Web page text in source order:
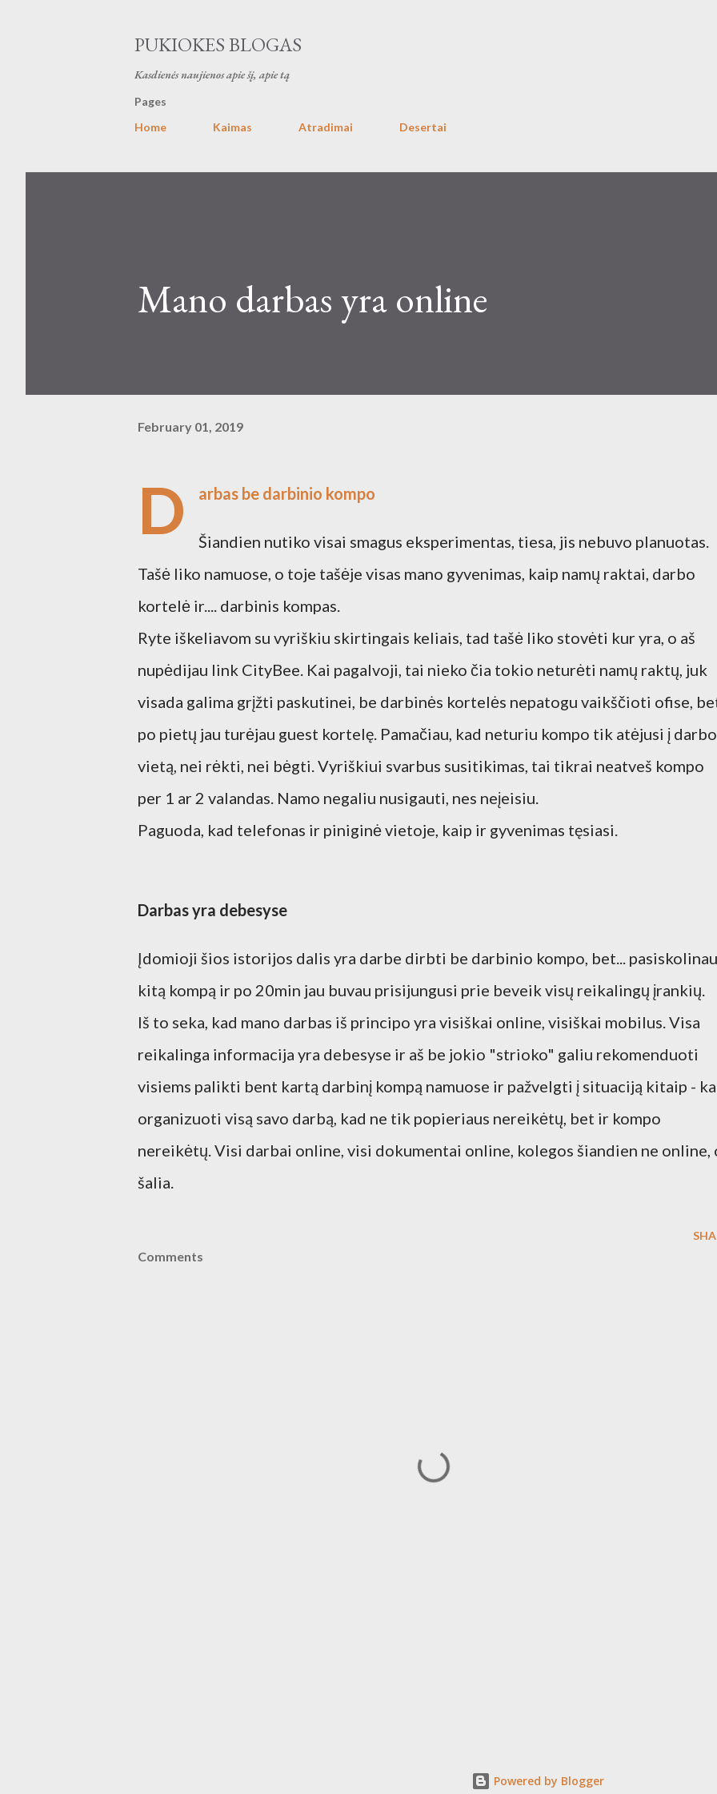
PUKIOKES BLOGAS
Kasdienės naujienos apie šį, apie tą
Pages
Home
Kaimas Atradimai Desertai
Mano darbas yra online
February 01, 2019
D arbas be darbinio kompo
Šiandien nutiko visai smagus eksperimentas, tiesa, jis nebuvo planuotas.
Tašė liko namuose, o toje tašėje visas mano gyvenimas, kaip namų raktai, darbo
kortelė ir.... darbinis kompas.
Ryte iškeliavom su vyriškiu skirtingais keliais, tad tašė liko stovėti kur yra, o aš
nupėdijau link CityBee. Kai pagalvoji, tai nieko čia tokio neturėti namų raktų, juk
visada galima grįžti paskutinei, be darbinės kortelės nepatogu vaikščioti ofise,
po pietų jau turėjau guest kortelę. Pamačiau, kad neturiu kompo tik atėjusi į darbo
vietą, nei rėkti, nei bėgti. Vyriškiui svarbus susitikimas, tai tikrai neatveš kompo
per 1 ar 2 valandas. Namo negaliu nusigauti, nes neįeisiu.
Paguoda, kad telefonas ir piniginė vietoje, kaip ir gyvenimas tęsiasi.
Darbas yra debesyse
Įdomioji šios istorijos dalis yra darbe dirbti be darbinio kompo, bet... pasiskolinau
kitą kompą ir po 20min jau buvau prisijungusi prie beveik visų reikalingų įrankių.
Iš to seka, kad mano darbas iš principo yra visiškai online, visiškai mobilus. Visa
reikalinga informacija yra debesyse ir aš be jokio "strioko" galiu rekomenduoti
visiems palikti bent kartą darbinį kompą namuose ir pažvelgti į situaciją kitaip -
organizuoti visą savo darbą, kad ne tik popieriaus nereikėtų, bet ir kompo
nereikėtų. Visi darbai online, visi dokumentai online, kolegos šiandien ne online,
šalia.
Comments
Powered by Blogger